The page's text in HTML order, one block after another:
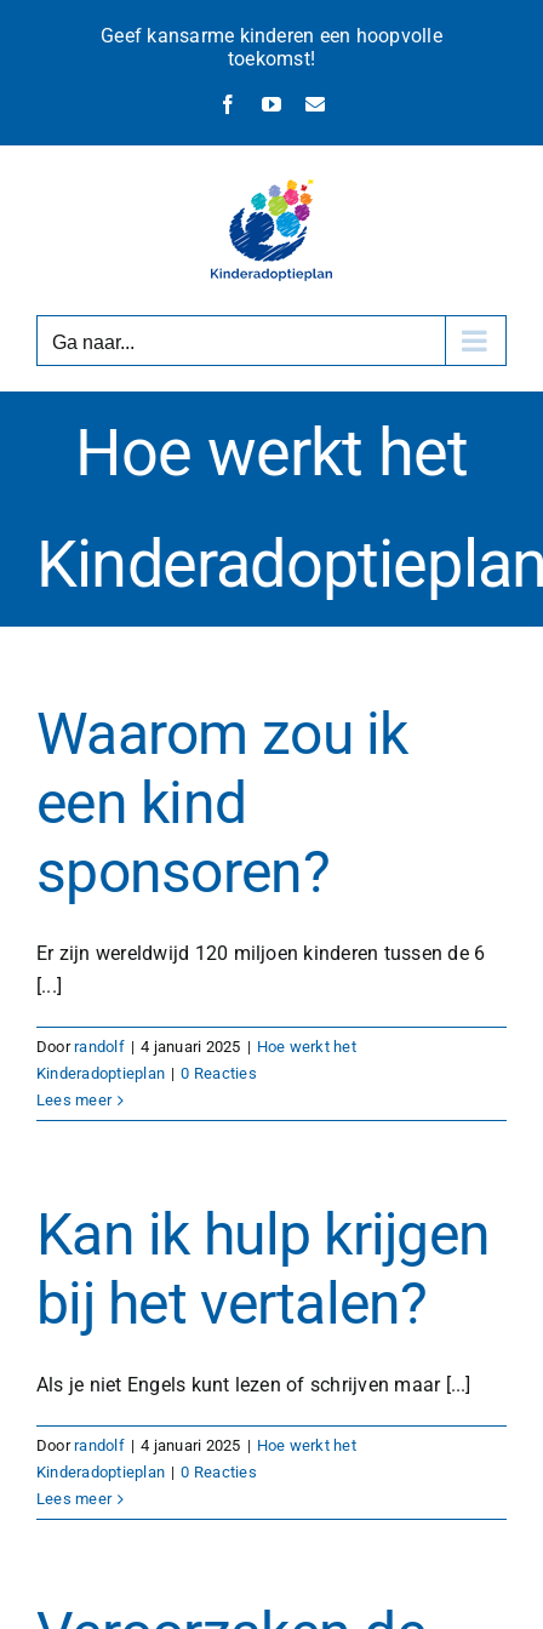
Geef kansarme kinderen een hoopvolle
toekomst!
FacebookYouTube
E-
Ga naar...
Hoe werkt het
Waarom zou ik
een kind
sponsoren?
Er zijn wereldwijd 120 miljoen kinderen tussen de 6
[...]
Doorrandolf | 4 januari 2025 | Hoe werkt het
Kinderadoptieplan | 0 Reacties
Lees meer
Kan ik hulp krijgen
bij het vertalen?
Als je niet Engels kunt lezen of schrijven maar [...]
Doorrandolf | 4 januari 2025 | Hoe werkt het
Kinderadoptieplan | 0 Reacties
Lees meer